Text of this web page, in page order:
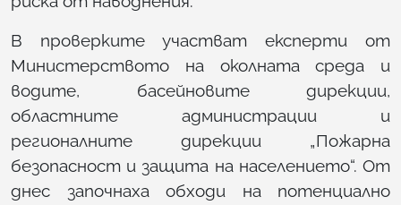
В проверките участват експерти от
Министерството на околната среда и
водите, басейновите дирекции,
областните администрации и
регионалните дирекции „Пожарна
безопасност и защита на населението“. От
днес започнаха обходи на потенциално